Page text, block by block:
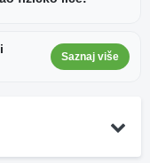
Saznaj više